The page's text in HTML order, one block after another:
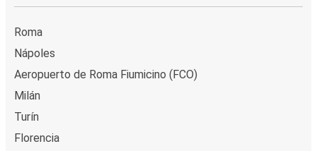
Roma
Nápoles
Aeropuerto de Roma Fiumicino (FCO)
Milán
Turín
Florencia